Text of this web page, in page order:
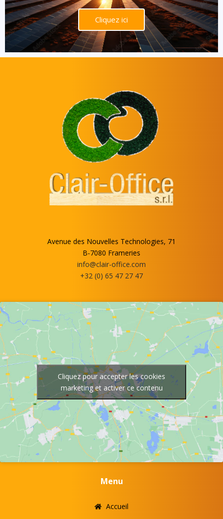
Cliquez ici
Avenue des Nouvelles Technologies, 71
B-7080 Frameries
info@clair-office.com
+32 (0) 65 47 27 47
Cliquez pour accepter les cookies
marketing et activer ce contenu
Menu
Accueil